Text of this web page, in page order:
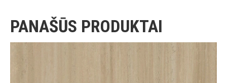
PANAŠŪS PRODUKTAI